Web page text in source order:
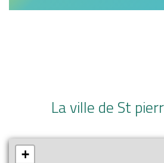
La ville de St
+